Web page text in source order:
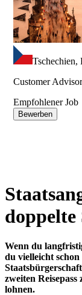
Tschechien,
Customer
Empfohlener Job
Bewerben
1
of
doppelte
Wenn du
du vielleicht
zweiten
lohnen.